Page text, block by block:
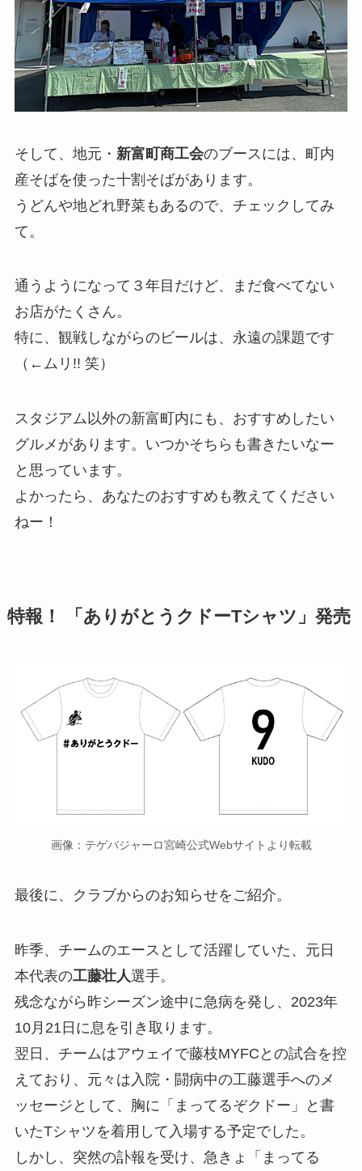
そして、地元・ 新富町商工会のブースには、町内
産そばを使った十割そばがあります。
うどんや地どれ野菜もあるので、チェックしてみ
て。
通うようになって３年目だけど、まだ食べてない
お店がたくさん。
特に、観戦しながらのビールは、永遠の課題です
（←ムリ!! 笑）
スタジアム以外の新富町内にも、おすすめしたい
グルメがあります。いつかそちらも書きたいなー
と思っています。
よかったら、あなたのおすすめも教えてください
ねー！
特報！ 「ありがとうクドーTシャツ」発売
画像：テゲバジャーロ宮崎公式Webサイトより転載
最後に、クラブからのお知らせをご紹介。
昨季、チームのエースとして活躍していた、元日
本代表の工藤壮人選手。
残念ながら昨シーズン途中に急病を発し、2023年
10月21日に息を引き取ります。
翌日、チームはアウェイで藤枝MYFCとの試合を控
えており、元々は入院・闘病中の工藤選手へのメ
ッセージとして、胸に「まってるぞクドー」と書
いたTシャツを着用して入場する予定でした。
しかし、突然の訃報を受け、急きょ「まってる